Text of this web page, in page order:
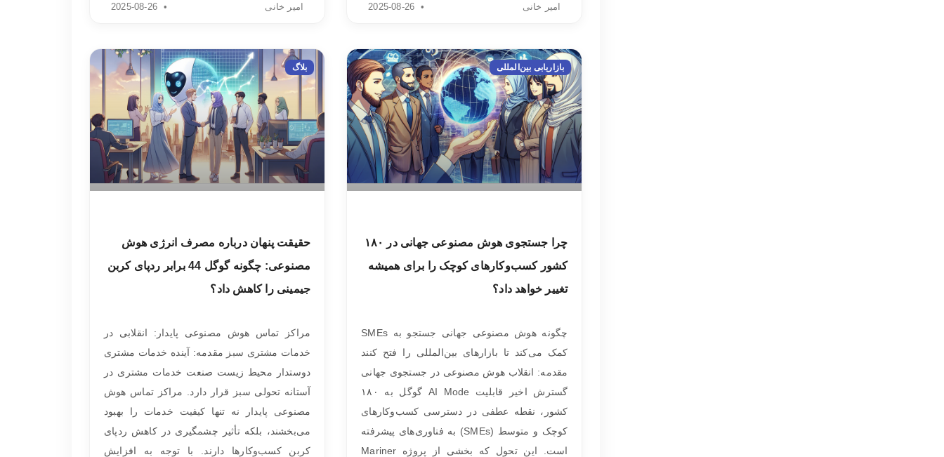
امیر خانی امیر خانی
بازاریابی بین‌المللی
چرا جستجوی هوش مصنوعی جهانی در ۱۸۰
کشور کسب‌وکارهای کوچک را برای همیشه
تغییر خواهد داد؟
چگونه هوش مصنوعی جهانی جستجو به SMEs
کمک می‌کند تا بازارهای بین‌المللی را فتح کنند
مقدمه: انقلاب هوش مصنوعی در جستجوی جهانی
گسترش اخیر قابلیت AI Mode گوگل به ۱۸۰
کشور، نقطه عطفی در دسترسی کسب‌وکارهای
کوچک و متوسط (SMEs) به فناوری‌های پیشرفته
است. این تحول که بخشی از پروژه Mariner
بلاگ
حقیقت پنهان درباره مصرف انرژی هوش
مصنوعی: چگونه گوگل 44 برابر ردپای کربن
جیمینی را کاهش داد؟
مراکز تماس هوش مصنوعی پایدار: انقلابی در
خدمات مشتری سبز مقدمه: آینده خدمات مشتری
دوستدار محیط زیست صنعت خدمات مشتری در
آستانه تحولی سبز قرار دارد. مراکز تماس هوش
مصنوعی پایدار نه تنها کیفیت خدمات را بهبود
می‌بخشند، بلکه تأثیر چشمگیری در کاهش ردپای
کربن کسب‌وکارها دارند. با توجه به افزایش